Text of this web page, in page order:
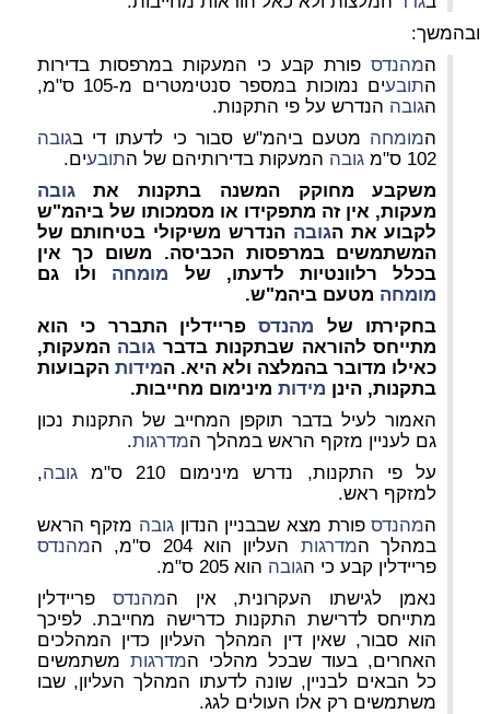
ובהמשך:
המהנדספורת קבע כי המעקות במרפסות בדירות
התובע
ים נמוכות במספר סנטימטרים מ-105 ס"מ,
הגובה הנדרש על פי התקנות.
המומחה מטעם ביהמ"ש סבור כי לדעתו די בגובה
102 ס"מ
גובה המעקות בדירותיהם של התובעים.
משקבע מחוקק המשנה בתקנות אתגובה
מעקות, אין זה מתפקידו או מסמכותו של ביהמ"ש
לקבוע את הגובה הנדרש משיקולי בטיחותם של
המשתמשים במרפסות הכביסה. משום כך אין
בכלל רלוונטיות לדעתו, של מומחה ולו גם
מומחה מטעם ביהמ"ש.
בחקירתו של מהנדספריידלין התברר כי הוא
מתייחס להוראה שבתקנות בדבר גובה המעקות,
כאילו מדובר בהמלצה ולא היא. המידות הקבועות
בתקנות, הינן מידותמינימום מחייבות.
האמור לעיל בדבר תוקפן המחייב של התקנות נכון
גם לעניין מזקף הראש במהלך המדרגות.
על פי התקנות, נדרש מינימום 210 ס"מ
גובה,
למזקף ראש.
המהנדספורת מצא שבבניין הנדון גובה מזקף הראש
במהלך המדרגות העליון הוא 204 ס"מ, ה
מהנדס
פריידלין קבע כי הגובה הוא 205 ס"מ.
נאמן לגישתו העקרונית, אין המהנדס פריידלין
מתייחס לדרישת התקנות כדרישה מחייבת. לפיכך
הוא סבור, שאין דין המהלך העליון כדין המהלכים
האחרים, בעוד שבכל מהלכי המדרגות משתמשים
כל הבאים לבניין, שונה לדעתו המהלך העליון, שבו
משתמשים רק אלו העולים לגג.